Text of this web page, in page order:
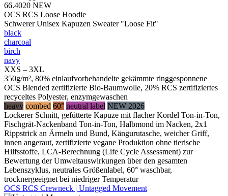
66.4020 NEW
OCS RCS Loose Hoodie
Schwerer Unisex Kapuzen Sweater "Loose Fit"
black
charcoal
birch
navy
XXS – 3XL
350g/m², 80% einlaufvorbehandelte gekämmte ringgesponnene
OCS Blended zertifizierte Bio-Baumwolle, 20% RCS zertifiziertes
recyceltes Polyester, enzymgewaschen
heavy combed 60° neutral label NEW 2026
Lockerer Schnitt, gefütterte Kapuze mit flacher Kordel Ton-in-Ton,
Fischgrät-Nackenband Ton-in-Ton, Halbmond im Nacken, 2x1
Rippstrick an Ärmeln und Bund, Kängurutasche, weicher Griff,
innen angeraut, zertifizierte vegane Produktion ohne tierische
Hilfsstoffe, LCA-Berechnung (Life Cycle Assessment) zur
Bewertung der Umweltauswirkungen über den gesamten
Lebenszyklus, neutrales Größenlabel, 60° waschbar,
trocknergeeignet bei niedriger Temperatur
OCS RCS Crewneck | Untagged Movement